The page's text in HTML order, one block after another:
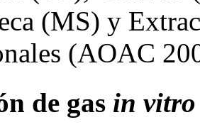
(MS) y
(AOAC
de gas in vitro